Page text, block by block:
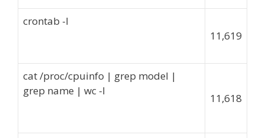
crontab -l
11,619
cat /proc/cpuinfo | grep model |
grep name | wc -l
11,618